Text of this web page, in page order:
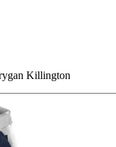
Killington